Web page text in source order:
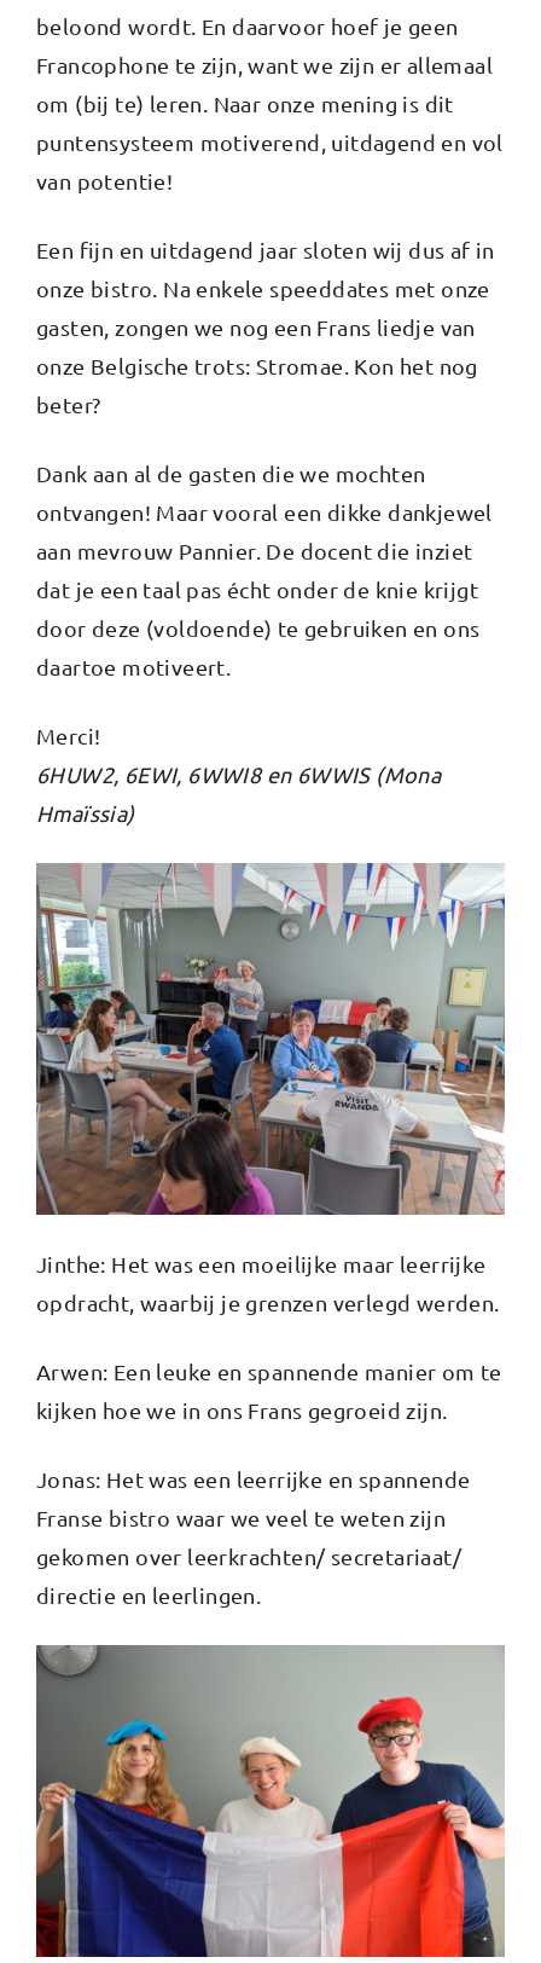
beloond wordt. En daarvoor hoef je geen
Francophone te zijn, want we zijn er allemaal
om (bij te) leren. Naar onze mening is dit
puntensysteem motiverend, uitdagend en vol
van potentie!
Een fijn en uitdagend jaar sloten wij dus af in
onze bistro. Na enkele speeddates met onze
gasten, zongen we nog een Frans liedje van
onze Belgische trots: Stromae. Kon het nog
beter?
Dank aan al de gasten die we mochten
ontvangen! Maar vooral een dikke dankjewel
aan mevrouw Pannier. De docent die inziet
dat je een taal pas écht onder de knie krijgt
door deze (voldoende) te gebruiken en ons
daartoe motiveert.
Merci!
6HUW2, 6EWI, 6WWI8 en 6WWIS (Mona
Hmaïssia)
Jinthe: Het was een moeilijke maar leerrijke
opdracht, waarbij je grenzen verlegd werden.
Arwen: Een leuke en spannende manier om te
kijken hoe we in ons Frans gegroeid zijn.
Jonas: Het was een leerrijke en spannende
Franse bistro waar we veel te weten zijn
gekomen over leerkrachten/ secretariaat/
directie en leerlingen.